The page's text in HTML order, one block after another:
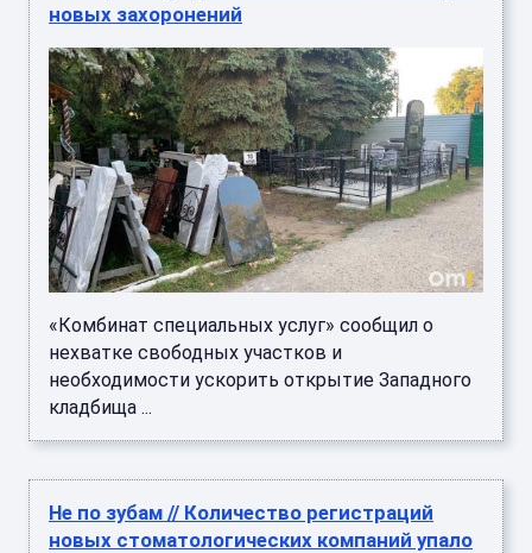
новых захоронений
«Комбинат специальных услуг» сообщил о
нехватке свободных участков и
необходимости ускорить открытие Западного
кладбища ...
Не по зубам // Количество регистраций
новых стоматологических компаний упало